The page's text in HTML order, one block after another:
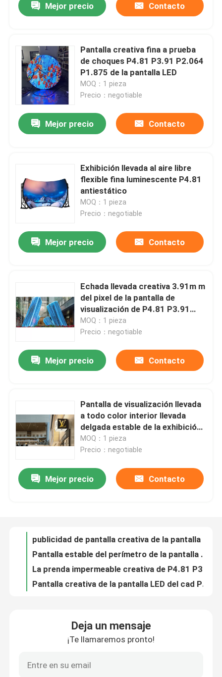
Productos
Sobre nosotros
Control de calidad
Mejor precio Contacto
Pantalla creativa fina a prueba
de choques P4.81 P3.91 P2.064
P1.875 de la pantalla LED
MOQ：1 pieza
Precio：negotiable
Mejor precio Contacto
Exhibición llevada al aire libre
flexible fina luminescente P4.81
antiestático
MOQ：1 pieza
Precio：negotiable
Mejor precio Contacto
Echada llevada creativa 3.91m m
del pixel de la pantalla de
visualización de P4.81 P3.91
4.81m m
MOQ：1 pieza
Precio：negotiable
Mejor precio Contacto
Pantalla de visualización llevada
a todo color interior llevada
delgada estable de la exhibición
P4.81 P3.91 P1.875
MOQ：1 pieza
Precio：negotiable
Mejor precio Contacto
publicidad de pantalla creativa de la pantalla LED P2.064 de 2.604m m 50W al aire libre
Echada del pixel de la pantalla 4.81m m 3.91m m del fondo de etapa 1R1G1B LED
Echada interior al aire libre creativa 3.91m m del pixel de la pantalla llevada de P3.91 P2.064 4.81m m
Deja un mensaje
¡Te llamaremos pronto!